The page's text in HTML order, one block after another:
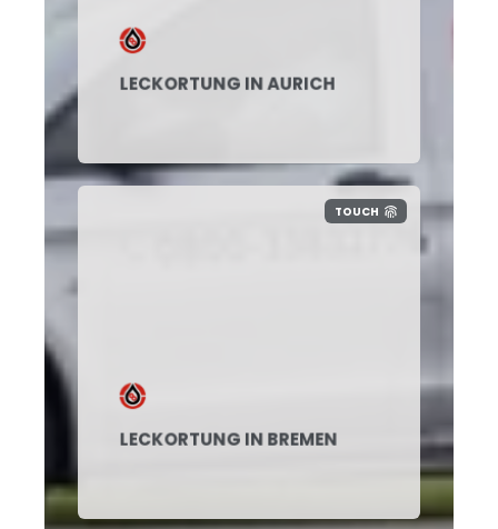
LECKORTUNG IN AURICH
TOUCH
LECKORTUNG IN BREMEN